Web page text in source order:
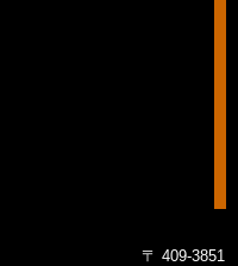
〒 409-3851